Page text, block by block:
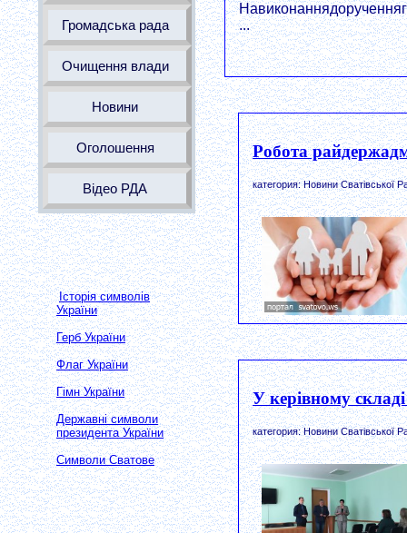
Громадська рада
Очищення влади
Новини
Оголошення
Відео РДА
Історія символів
України
Герб України
Флаг України
Гімн України
Державні символи
президента України
Символи Сватове
...
Робота
категория: Новини Сватівської
У керівному складі
категория: Новини Сватівської